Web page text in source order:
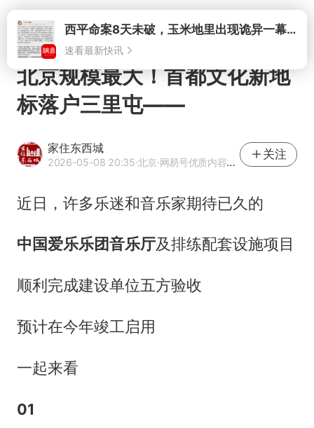
打开
北京规模最大！首都文化新地
标落户三里屯——
家住东西城
2026-05-08 20:35·北京·网易号优质内容创作者
关注
近日，许多乐迷和音乐家期待已久的
中国爱乐乐团音乐厅及排练配套设施项目
顺利完成建设单位五方验收
预计在今年竣工启用
一起来看
01